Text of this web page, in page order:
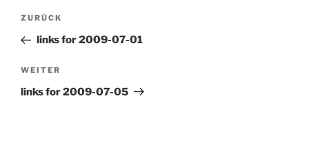
Beitragsnavigation
Vorheriger
Beitrag
ZURÜCK
links for 2009-07-01
Nächster
Beitrag
WEITER
links for 2009-07-05